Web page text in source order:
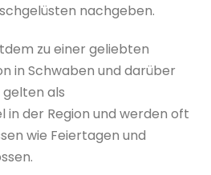
nachgeben.
zu einer geliebten
in Schwaben und darüber
gelten als
der Region und werden oft
wie Feiertagen und